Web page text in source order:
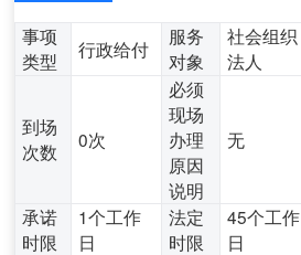
事项
类型
行政给付
服务
对象
社会组织
法人
到场
次数
0次
必须
现场
办理
原因
说明
无
承诺
时限
1个工作
日
法定
时限
45个工作
日